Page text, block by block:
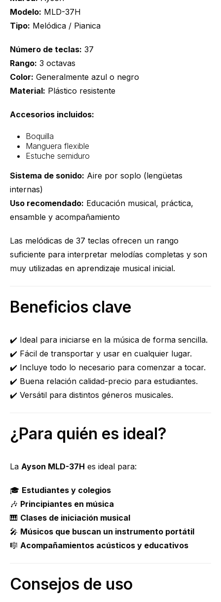
Modelo: MLD-37H
Tipo: Melódica / Pianica
Número de teclas: 37
Rango: 3 octavas
Color: Generalmente azul o negro
Material: Plástico resistente
Accesorios incluidos:
Boquilla
Manguera flexible
Estuche semiduro
Sistema de sonido: Aire por soplo (lengüetas
internas)
Uso recomendado: Educación musical, práctica,
ensamble y acompañamiento
Las melódicas de 37 teclas ofrecen un rango
suficiente para interpretar melodías completas y son
muy utilizadas en aprendizaje musical inicial.
Beneficios clave
✔️ Ideal para iniciarse en la música de forma sencilla.
✔️ Fácil de transportar y usar en cualquier lugar.
✔️ Incluye todo lo necesario para comenzar a tocar.
✔️ Buena relación calidad-precio para estudiantes.
✔️ Versátil para distintos géneros musicales.
¿Para quién es ideal?
La Ayson MLD-37H es ideal para:
🎓 Estudiantes y colegios
🎶 Principiantes en música
🎹 Clases de iniciación musical
🎤 Músicos que buscan un instrumento portátil
🎼 Acompañamientos acústicos y educativos
Consejos de uso